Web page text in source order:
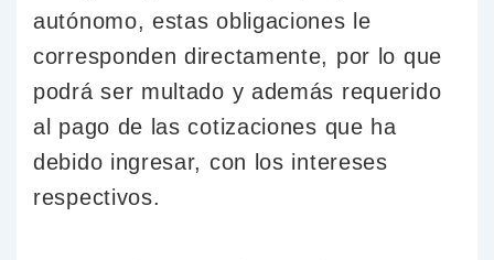
autónomo, estas obligaciones le
corresponden directamente, por lo que
podrá ser multado y además requerido
al pago de las cotizaciones que ha
debido ingresar, con los intereses
respectivos.